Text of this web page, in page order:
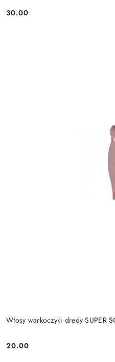
Cena:
30.00
Włosy warkoczyki dredy SUPER
Cena:
20.00